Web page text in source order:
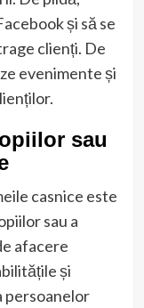
și să se
clienți. De
evenimente și
sau
casnice este
sau a
afacere
și
persoanelor